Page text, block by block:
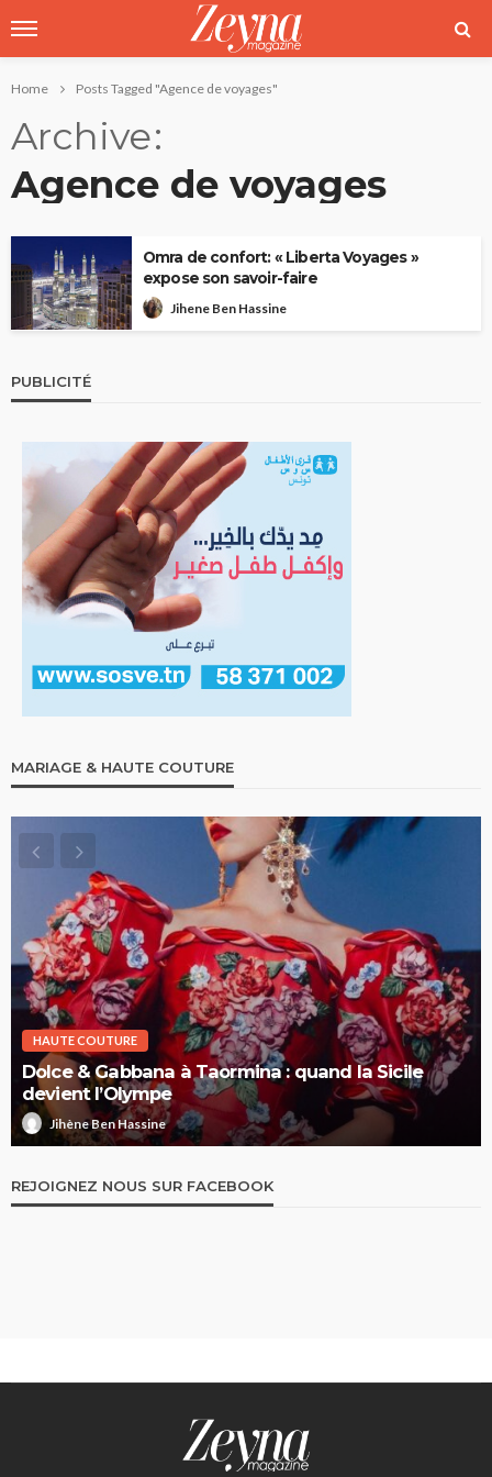
Home Posts Tagged "Agence de voyages"
Archive
Agence de voyages
Omra de confort: « Liberta Voyages »
expose son savoir-faire
Jihene Ben Hassine
PUBLICITÉ
MARIAGE & HAUTE COUTURE
HAUTE COUTURE
Dolce & Gabbana à Taormina : quand la Sicile
devient l’Olympe
Jihène Ben Hassine
REJOIGNEZ NOUS SUR FACEBOOK